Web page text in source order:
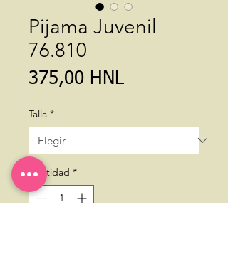
Pijama Juvenil
76.810
375,00 HNLPrecio
Talla *
Cantidad *